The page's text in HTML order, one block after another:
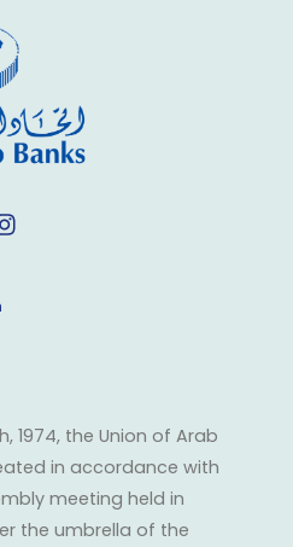
1974, the Union of Arab
in accordance with
meeting held in
the umbrella of the